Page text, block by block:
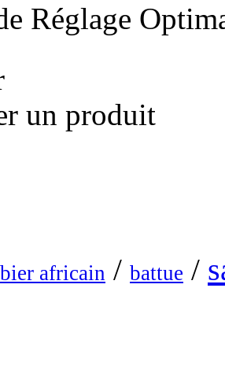
Réglage
un produit
africain / battue /